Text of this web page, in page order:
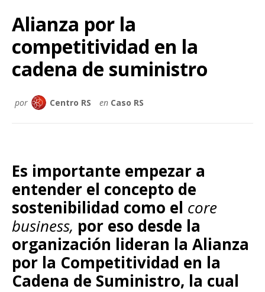
Alianza por la
competitividad en la
cadena de suministro
por Centro RS en Caso RS
Es importante empezar a
entender el concepto de
sostenibilidad como el core
business, por eso desde la
organización lideran la Alianza
por la Competitividad en la
Cadena de Suministro, la cual